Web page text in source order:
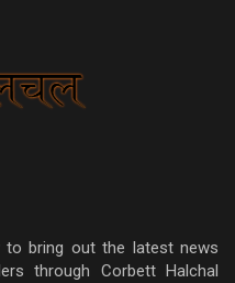
to bring out the latest news
through Corbett Halchal